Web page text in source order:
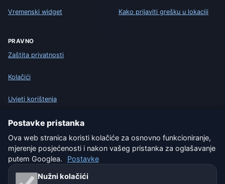
Vremenski widget Kako prijaviti grešku u lokaciji
PRAVNO
Zaštita privatnosti
Kolačići
Uvjeti korištenja
Isključenje odgovornosti
Pomažemo životinjama
Sitemap
Postavke pristanka
Ova web stranica koristi kolačiće za osnovno funkcioniranje,
mjerenje posjećenosti i nakon vašeg pristanka za oglašavanje
putem Googlea.
Postavke
Nužni kolačići